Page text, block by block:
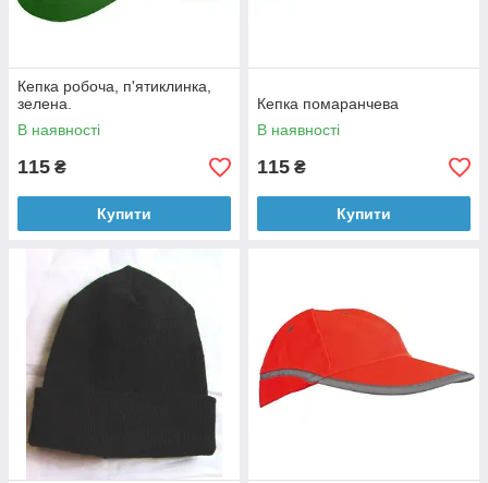
Кепка робоча, п'ятиклинка,
зелена.
В наявності
115 ₴
Купити
Кепка помаранчева
В наявності
115 ₴
Купити